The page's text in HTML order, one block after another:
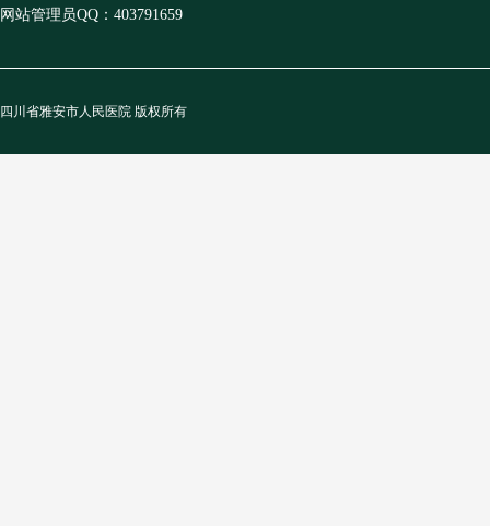
网站管理员QQ：403791659
四川省雅安市人民医院 版权所有